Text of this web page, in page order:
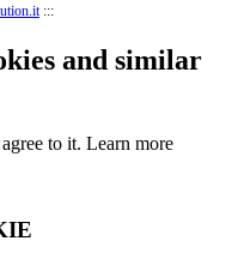
:::
and similar
to it. Learn more